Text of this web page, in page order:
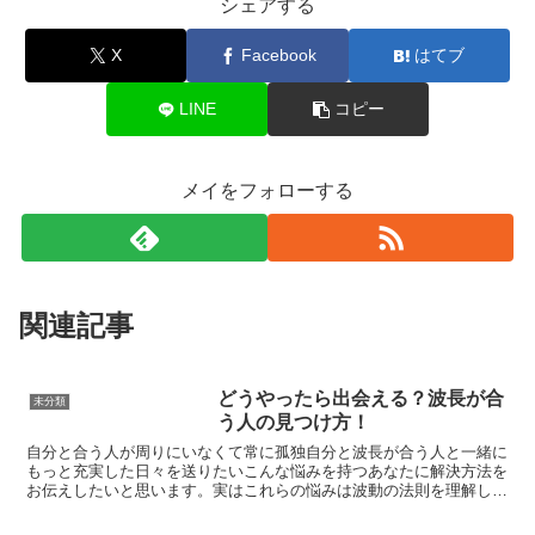
シェアする
X Facebook はてブ
LINE コピー
メイをフォローする
関連記事
未分類
どうやったら出会える？波長が合
う人の見つけ方！
自分と合う人が周りにいなくて常に孤独自分と波長が合う人と一緒に
もっと充実した日々を送りたいこんな悩みを持つあなたに解決方法を
お伝えしたいと思います。実はこれらの悩みは波動の法則を理解して